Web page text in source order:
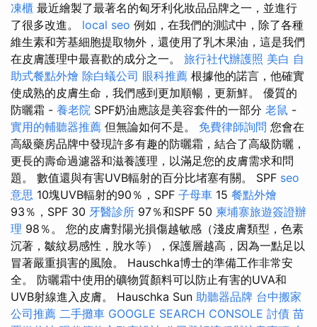
凍櫃 最近繪製了最著名的匈牙利化妝品品牌之一，並進行
了很多改進。 local seo 例如，在我們的測試中，除了各種
維生素和芳基細胞提取物外，還使用了乳木果油，這是我們
在皮膚護理中最喜歡的成分之一。 旅行社代辦護照 美白 自
助式餐點外燴 除白蟻公司 眼科推薦 根據他的諾言，他確實
使成熟的皮膚生命，我們感到更加順暢，更新鮮。 優質的
防曬霜 - 養老院 SPF奶油應該是美容套件的一部分 老鼠 -
實用的輔聽器推薦 但無論如何不是。 免費律師詢問 您會在
高級藥房品牌中發現許多有趣的防曬霜，結合了高級防曬，
更長的壽命過濾器和滋養護理，以滿足您的皮膚需求和問
題。 數值還與有害UVB輻射的百分比堵塞有關。 SPF seo
意思 10塊UVB輻射的90％，SPF 子母車 15 餐點外燴
93％，SPF 30 牙醫診所 97％和SPF 50 柬埔寨旅遊簽證辦
理 98％。 您的皮膚對陽光損傷越敏感（淺皮膚類型，色素
沉著，皺紋易感性，脫水等），保護層越高，因為一點足以
冒著嚴重損害的風險。 Hauschka博士的準備工作非常安
全。 防曬霜中使用的礦物質顏料可以防止有害的UVA和
UVB射線進入皮膚。 Hauschka Sun 助聽器品牌 台中搬家
公司推薦 二手攤車 GOOGLE SEARCH CONSOLE 討債 苗